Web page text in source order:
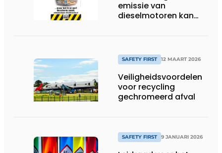
emissie van
dieselmotoren kan
SAFETY FIRST 12 MAART 2026
Veiligheidsvoordelen
voor recycling
gechromeerd afval
SAFETY FIRST 9 JANUARI 2026